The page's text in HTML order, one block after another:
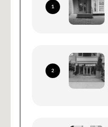
1
2